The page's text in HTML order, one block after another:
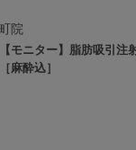
院
【モニター】脂肪吸引
［麻酔込］